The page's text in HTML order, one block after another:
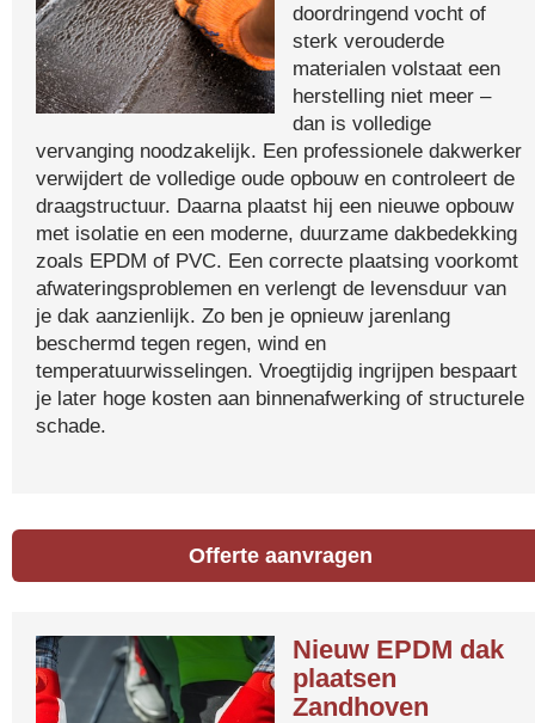
doordringend vocht of
sterk verouderde
materialen volstaat een
herstelling niet meer –
dan is volledige
vervanging noodzakelijk. Een professionele dakwerker
verwijdert de volledige oude opbouw en controleert de
draagstructuur. Daarna plaatst hij een nieuwe opbouw
met isolatie en een moderne, duurzame dakbedekking
zoals EPDM of PVC. Een correcte plaatsing voorkomt
afwateringsproblemen en verlengt de levensduur van
je dak aanzienlijk. Zo ben je opnieuw jarenlang
beschermd tegen regen, wind en
temperatuurwisselingen. Vroegtijdig ingrijpen bespaart
je later hoge kosten aan binnenafwerking of structurele
schade.
Offerte aanvragen
Nieuw EPDM dak
plaatsen
Zandhoven